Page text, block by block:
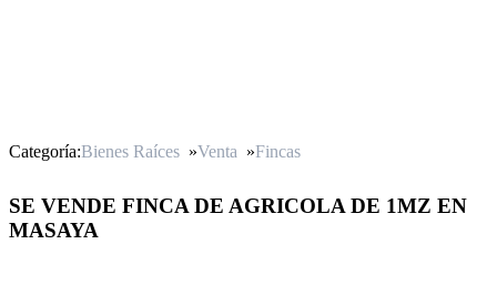
Categoría:Bienes Raíces »Venta »Fincas
SE VENDE FINCA DE AGRICOLA DE 1MZ EN
MASAYA